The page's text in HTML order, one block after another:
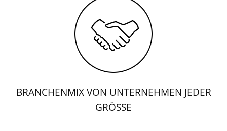
BRANCHENMIX VON UNTERNEHMEN JEDER
GRÖSSE